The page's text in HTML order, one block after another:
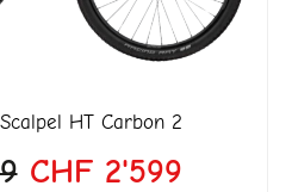
HT Carbon 2
CHF2'599